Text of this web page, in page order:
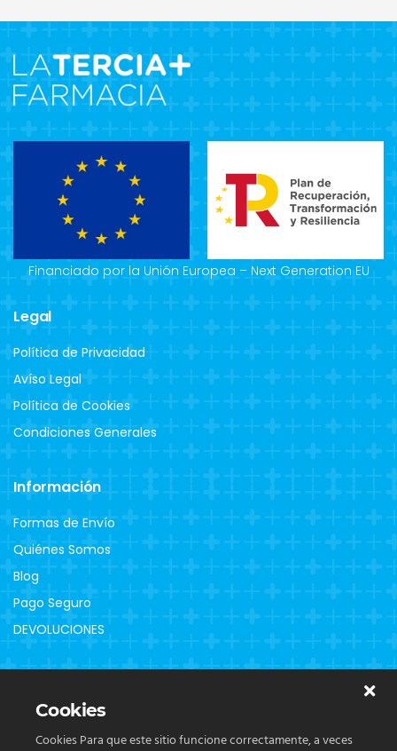
Financiado por la Unión Europea – Next Generation EU
Legal
Política de Privacidad
Avíso Legal
Política de Cookies
Condiciones Generales
Información
Formas de Envío
Quiénes Somos
Blog
Pago Seguro
DEVOLUCIONES
Contacto
Cookies
Cookies Para que este sitio funcione correctamente, a veces